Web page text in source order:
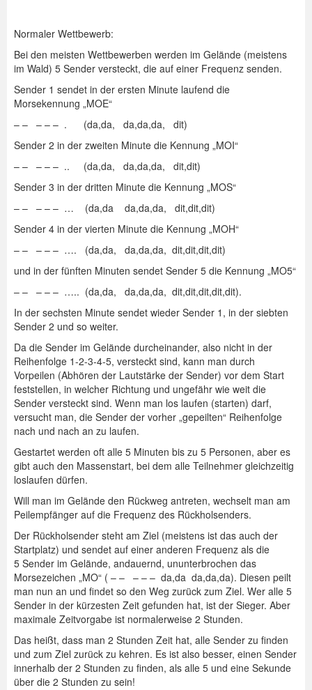
Normaler Wettbewerb:
Bei den meisten Wettbewerben werden im Gelände (meistens
im Wald) 5 Sender versteckt, die auf einer Frequenz senden.
Sender 1 sendet in der ersten Minute laufend die
Morsekennung „MOE“
– – – – – . (da,da, da,da,da, dit)
Sender 2 in der zweiten Minute die Kennung „MOI“
– – – – – .. (da,da, da,da,da, dit,dit)
Sender 3 in der dritten Minute die Kennung „MOS“
– – – – – … (da,da da,da,da, dit,dit,dit)
Sender 4 in der vierten Minute die Kennung „MOH“
– – – – – …. (da,da, da,da,da, dit,dit,dit,dit)
und in der fünften Minuten sendet Sender 5 die Kennung „MO5“
– – – – – ….. (da,da, da,da,da, dit,dit,dit,dit,dit).
In der sechsten Minute sendet wieder Sender 1, in der siebten
Sender 2 und so weiter.
Da die Sender im Gelände durcheinander, also nicht in der
Reihenfolge 1-2-3-4-5, versteckt sind, kann man durch
Vorpeilen (Abhören der Lautstärke der Sender) vor dem Start
feststellen, in welcher Richtung und ungefähr wie weit die
Sender versteckt sind. Wenn man los laufen (starten) darf,
versucht man, die Sender der vorher „gepeilten“ Reihenfolge
nach und nach an zu laufen.
Gestartet werden oft alle 5 Minuten bis zu 5 Personen, aber es
gibt auch den Massenstart, bei dem alle Teilnehmer gleichzeitig
loslaufen dürfen.
Will man im Gelände den Rückweg antreten, wechselt man am
Peilempfänger auf die Frequenz des Rückholsenders.
Der Rückholsender steht am Ziel (meistens ist das auch der
Startplatz) und sendet auf einer anderen Frequenz als die
5 Sender im Gelände, andauernd, ununterbrochen das
Morsezeichen „MO“ ( – – – – – da,da da,da,da). Diesen peilt
man nun an und findet so den Weg zurück zum Ziel. Wer alle 5
Sender in der kürzesten Zeit gefunden hat, ist der Sieger. Aber
maximale Zeitvorgabe ist normalerweise 2 Stunden.
Das heißt, dass man 2 Stunden Zeit hat, alle Sender zu finden
und zum Ziel zurück zu kehren. Es ist also besser, einen Sender
innerhalb der 2 Stunden zu finden, als alle 5 und eine Sekunde
über die 2 Stunden zu sein!